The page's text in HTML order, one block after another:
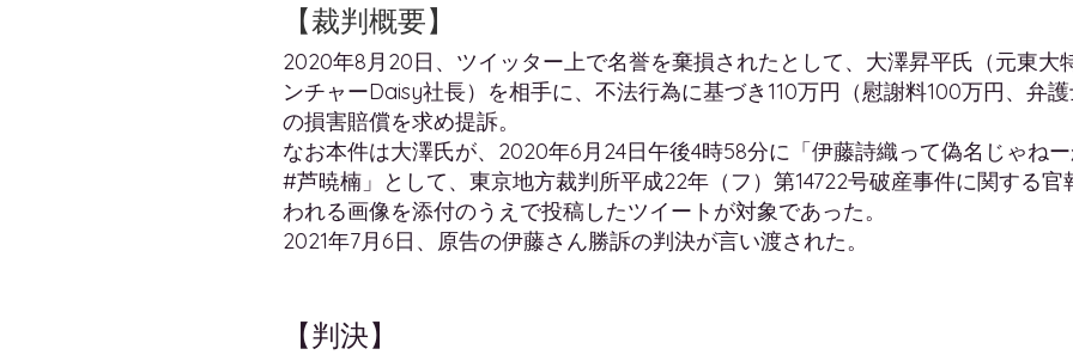
【裁判概要】
2020年8月20日、ツイッター上で名誉を棄損されたとして、大澤昇平氏（元東大
ンチャーDaisy社長）を相手に、不法行為に基づき110万円（慰謝料100万円、弁護
の損害賠償を求め提訴。
なお本件は大澤氏が、2020年6月24日午後4時58分に「伊藤詩織って偽名じゃね
#芦暁楠」として、東京地方裁判所平成22年（フ）第14722号破産事件に関する官
われる画像を添付のうえで投稿したツイートが対象であった。
2021年7月6日、原告の伊藤さん勝訴の判決が言い渡された。
【判決】